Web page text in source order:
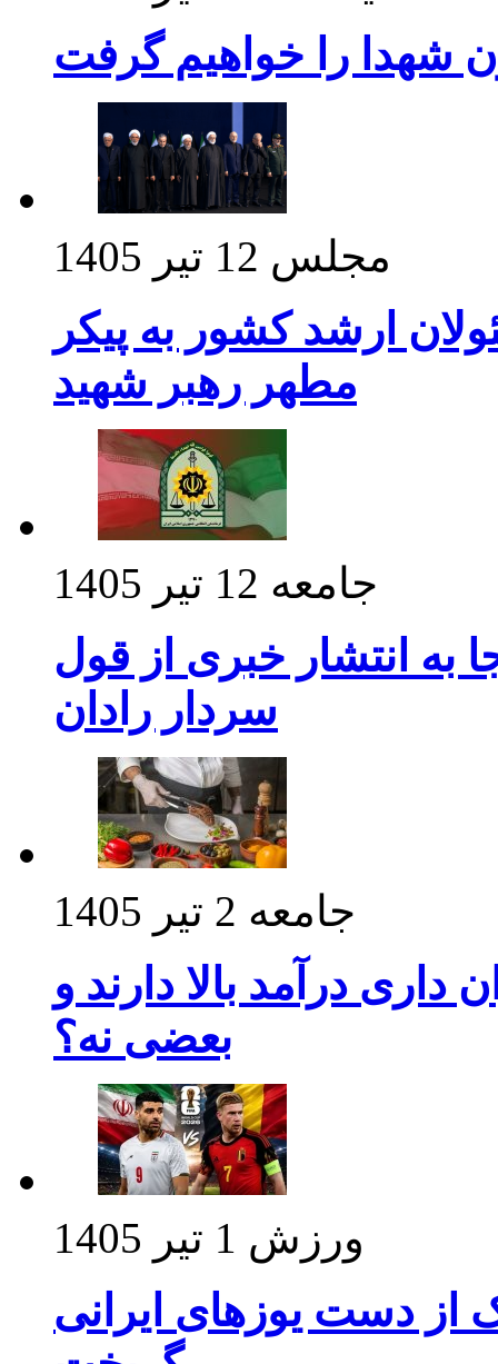
شهدا را خواهیم گرفت
مجلس 12 تیر 1405
ارشد کشور به پیکر
مطهر رهبر شهید
جامعه 12 تیر 1405
به انتشار خبری از قول
سردار رادان
جامعه 2 تیر 1405
درآمد بالا دارند و
بعضی نه؟
ورزش 1 تیر 1405
از دست یوزهای ایرانی